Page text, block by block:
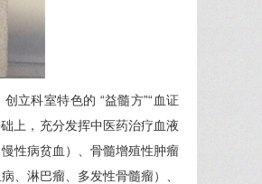
立科室特色的 “益髓方”“血证
上，充分发挥中医药治疗血液
性病贫血）、骨髓增殖性肿瘤
、淋巴瘤、多发性骨髓瘤）、